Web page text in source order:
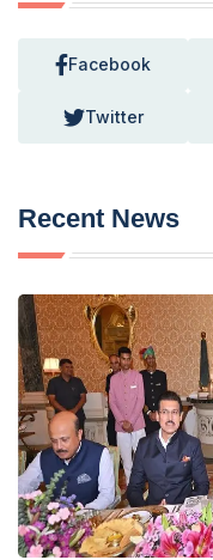
Facebook
Twitter
Recent News